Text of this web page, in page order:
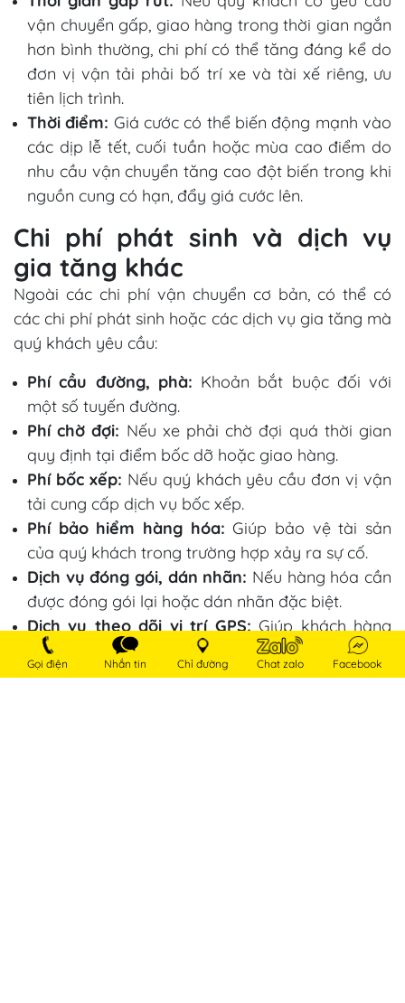
vận chuyển gấp, giao hàng trong thời gian ngắn
hơn bình thường, chi phí có thể tăng đáng kể do
đơn vị vận tải phải bố trí xe và tài xế riêng, ưu
tiên lịch trình.
Thời điểm: Giá cước có thể biến động mạnh vào
các dịp lễ tết, cuối tuần hoặc mùa cao điểm do
nhu cầu vận chuyển tăng cao đột biến trong khi
nguồn cung có hạn, đẩy giá cước lên.
Chi phí phát sinh và dịch vụ
gia tăng khác
Ngoài các chi phí vận chuyển cơ bản, có thể có
các chi phí phát sinh hoặc các dịch vụ gia tăng mà
quý khách yêu cầu:
Phí cầu đường, phà: Khoản bắt buộc đối với
một số tuyến đường.
Phí chờ đợi: Nếu xe phải chờ đợi quá thời gian
quy định tại điểm bốc dỡ hoặc giao hàng.
Phí bốc xếp: Nếu quý khách yêu cầu đơn vị vận
tải cung cấp dịch vụ bốc xếp.
Phí bảo hiểm hàng hóa: Giúp bảo vệ tài sản
của quý khách trong trường hợp xảy ra sự cố.
Dịch vụ đóng gói, dán nhãn: Nếu hàng hóa cần
được đóng gói lại hoặc dán nhãn đặc biệt.
Dịch vụ theo dõi vị trí GPS:Giúp khách hàng
cập nhật trạng thái và vị trí của hàng hóa.
Gọi điện Nhắn tin Chỉ đường Chat zalo Facebook